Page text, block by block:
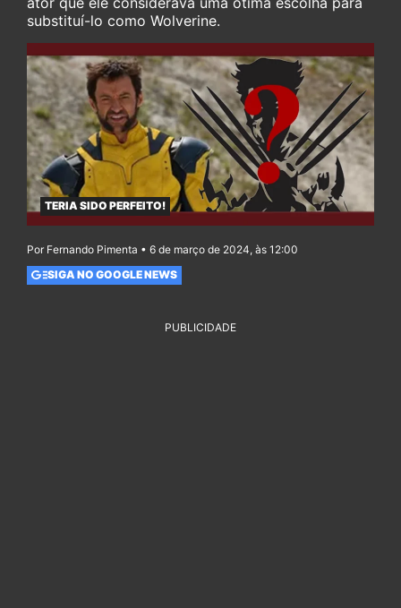
substituí-lo como Wolverine.
TERIA SIDO PERFEITO!
Por Fernando Pimenta • 6 de março de 2024, às 12:00
SIGA NO GOOGLE NEWS
PUBLICIDADE